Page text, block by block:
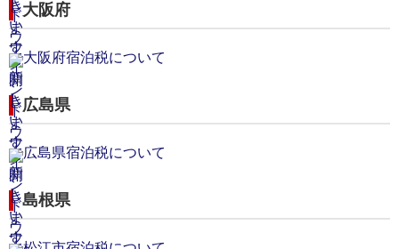
大阪府
大阪府宿泊税について
広島県
広島県宿泊税について
島根県